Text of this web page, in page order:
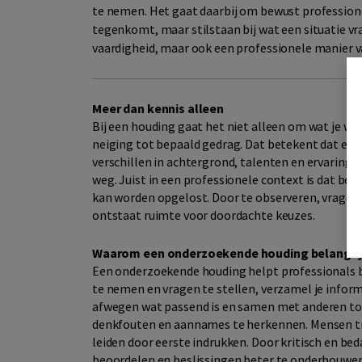
te nemen. Het gaat daarbij om bewust
tegenkomt, maar stilstaan bij wat een situatie
vaardigheid, maar ook een professionele manier
Meer dan kennis alleen
Bij een houding gaat het niet alleen om wat je
neiging tot bepaald gedrag. Dat betekent dat
verschillen in achtergrond, talenten en
weg. Juist in een professionele context is dat
kan worden opgelost. Door te observeren,
ontstaat ruimte voor doordachte keuzes.
Waarom een onderzoekende houding
Een onderzoekende houding helpt
te nemen en vragen te stellen, verzamel je
afwegen wat passend is en samen met anderen
denkfouten en aannames te herkennen.
leiden door eerste indrukken. Door kritisch en